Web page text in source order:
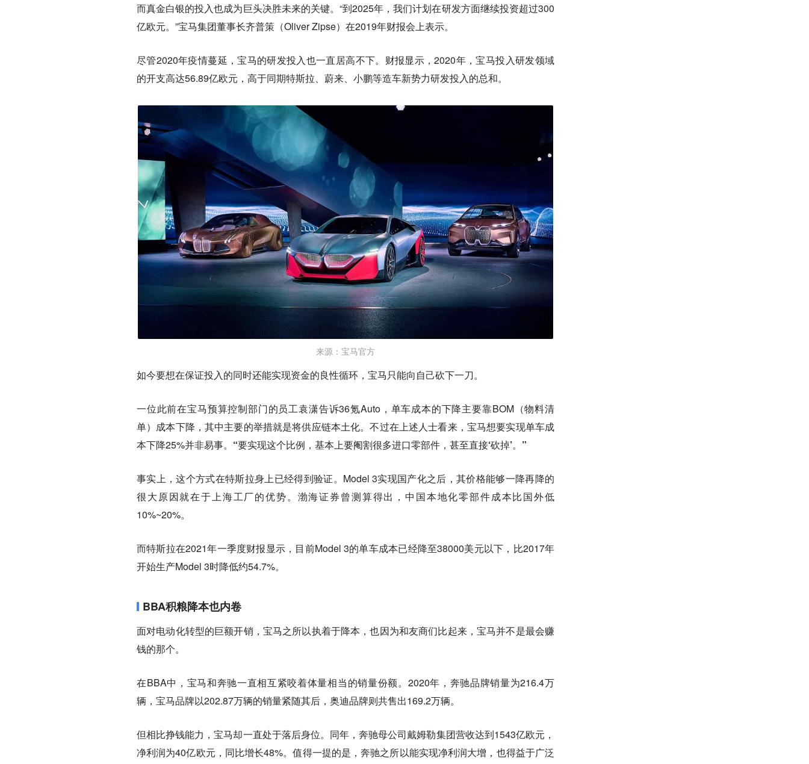
而真金白银的投入也成为巨头决胜未来的关键。“到2025年，我们计划在研发方面继续投资超过300
亿欧元。”宝马集团董事长齐普策（Oliver Zipse）在2019年财报会上表示。
尽管2020年疫情蔓延，宝马的研发投入也一直居高不下。财报显示，2020年，宝马投入研发领域
的开支高达56.89亿欧元，高于同期特斯拉、蔚来、小鹏等造车新势力研发投入的总和。
来源：宝马官方
如今要想在保证投入的同时还能实现资金的良性循环，宝马只能向自己砍下一刀。
一位此前在宝马预算控制部门的员工袁潇告诉36氪Auto，单车成本的下降主要靠BOM（物料清
单）成本下降，其中主要的举措就是将供应链本土化。不过在上述人士看来，宝马想要实现单车成
本下降25%并非易事。 “要实现这个比例，基本上要阉割很多进口零部件，甚至直接‘砍掉’。”
事实上，这个方式在特斯拉身上已经得到验证。Model 3实现国产化之后，其价格能够一降再降的
很大原因就在于上海工厂的优势。渤海证券曾测算得出，中国本地化零部件成本比国外低
10%~20%。
而特斯拉在2021年一季度财报显示，目前Model 3的单车成本已经降至38000美元以下，比2017年
开始生产Model 3时降低约54.7%。
BBA积粮降本也内卷
面对电动化转型的巨额开销，宝马之所以执着于降本，也因为和友商们比起来，宝马并不是最会赚
钱的那个。
在BBA中，宝马和奔驰一直相互紧咬着体量相当的销量份额。2020年，奔驰品牌销量为216.4万
辆，宝马品牌以202.87万辆的销量紧随其后，奥迪品牌则共售出169.2万辆。
但相比挣钱能力，宝马却一直处于落后身位。同年，奔驰母公司戴姆勒集团营收达到1543亿欧元，
净利润为40亿欧元，同比增长48%。值得一提的是，奔驰之所以能实现净利润大增，也得益于广泛